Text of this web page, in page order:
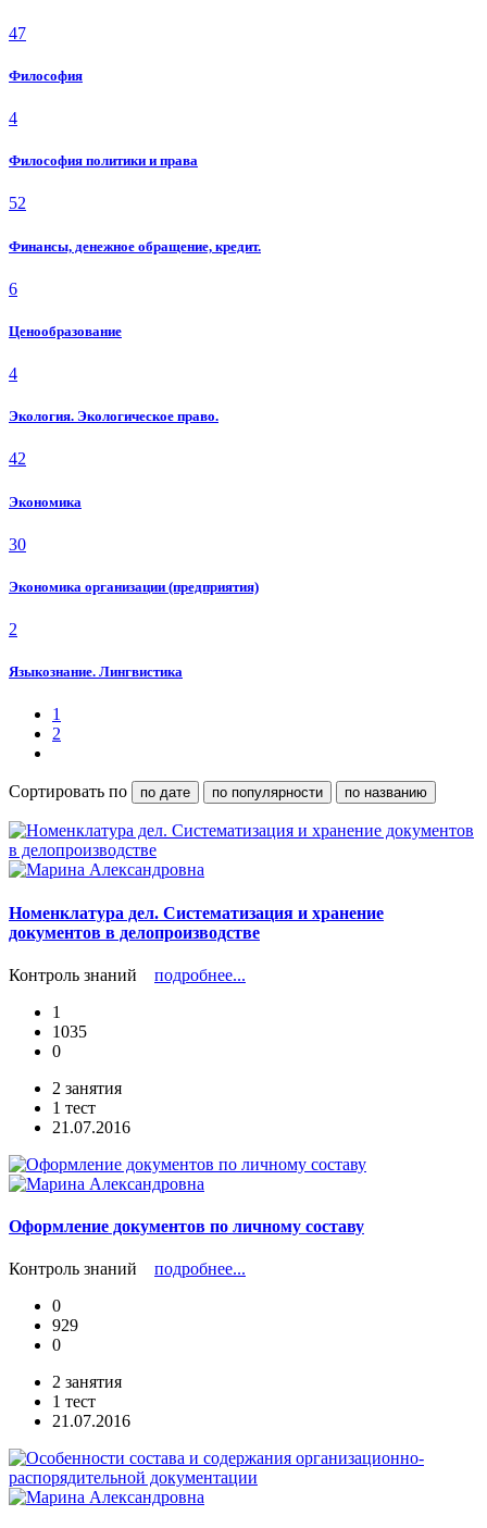
47
Философия
4
Философия политики и права
52
Финансы, денежное обращение, кредит.
6
Ценообразование
4
Экология. Экологическое право.
42
Экономика
30
Экономика организации (предприятия)
2
Языкознание. Лингвистика
1
2
Сортировать по по дате по популярности по названию
Номенклатура дел. Систематизация и хранение
документов в делопроизводстве
Контроль знаний подробнее...
1
1035
0
2 занятия
1 тест
21.07.2016
Оформление документов по личному составу
Контроль знаний подробнее...
0
929
0
2 занятия
1 тест
21.07.2016